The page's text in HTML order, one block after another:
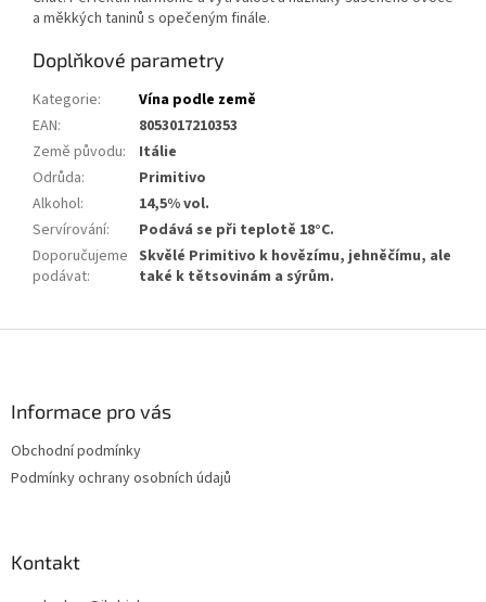
a měkkých taninů s opečeným finále.
Doplňkové parametry
Kategorie:
Vína podle země
EAN:
8053017210353
Země původu:
Itálie
Odrůda:
Primitivo
Alkohol:
14,5% vol.
Servírování:
Podává se při teplotě 18°C.
Doporučujeme
podávat:
Skvělé Primitivo k hovězímu, jehněčímu, ale
také k tětsovinám a sýrům.
Informace pro vás
Obchodní podmínky
Podmínky ochrany osobních údajů
Kontakt